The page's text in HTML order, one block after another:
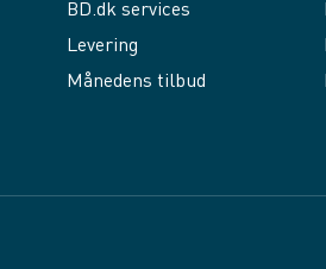
BD.dk services
Levering
Månedens tilbud